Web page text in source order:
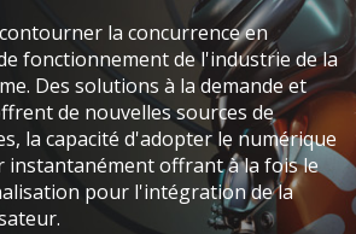
la concurrence en
fonctionnement de l'industrie de la
Des solutions à la demande et
de nouvelles sources de
la capacité d'adopter le numérique
instantanément offrant à la fois le
pour l'intégration de la